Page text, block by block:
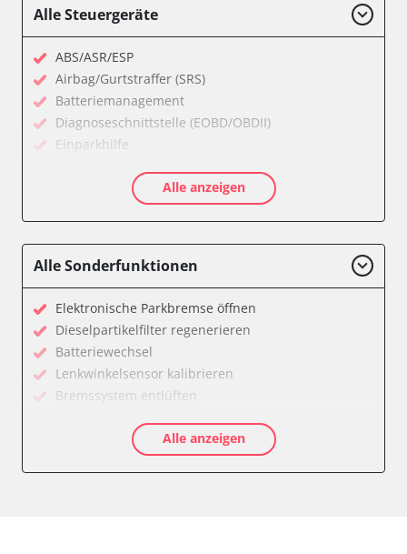
Alle Steuergeräte
ABS/ASR/ESP
Airbag/Gurtstraffer (SRS)
Batteriemanagement
Diagnoseschnittstelle (EOBD/OBDII)
Einparkhilfe
Feststellbremse (EPB / SBC)
Klimaanlage
Lenkradelektronik
Lenkradwinkel-Sensor
Leuchtweitenregulierung (LWR)
Medienplayer 3
Motorsteuerung (EMS)
Multifunktionslenkrad
Navigationssystem
Radio
Alle anzeigen
Alle Sonderfunktionen
Elektronische Parkbremse öffnen
Dieselpartikelfilter regenerieren
Batteriewechsel
Lenkwinkelsensor kalibrieren
Bremssystem entlüften
AGR Ventil anlernen
Luftmassenmesser anlernen
Alle anzeigen